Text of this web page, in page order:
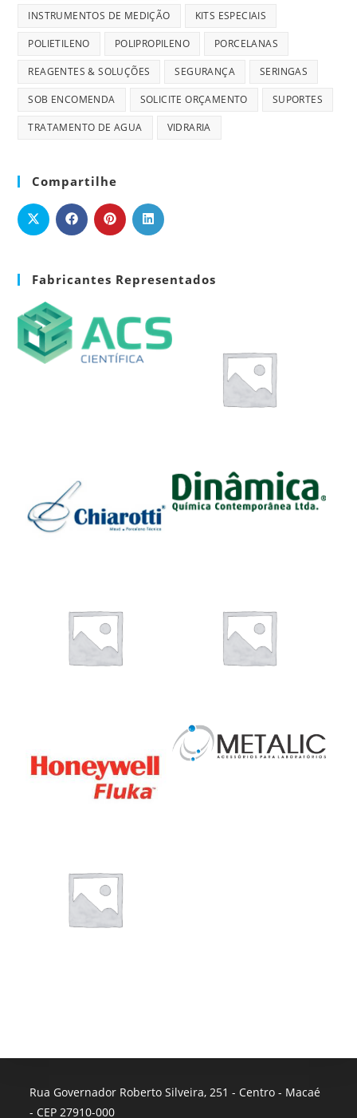
INSTRUMENTOS DE MEDIÇÃO KITS ESPECIAIS
POLIETILENO POLIPROPILENO PORCELANAS
REAGENTES & SOLUÇÕES SEGURANÇA SERINGAS
SOB ENCOMENDA SOLICITE ORÇAMENTO SUPORTES
TRATAMENTO DE AGUA VIDRARIA
Compartilhe
Fabricantes Representados
Rua Governador Roberto Silveira, 251 - Centro - Macaé
- CEP 27910-000